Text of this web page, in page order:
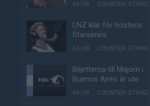
04/08 COUNTER-STRIKE
LNZ klar för höstens
Starseries
04/08 COUNTER-STRIKE
Biljetterna till Majorn i
Buenos Aires är ute
04/08 COUNTER-STRIKE